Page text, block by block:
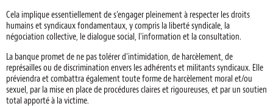
Cela implique essentiellement de s’engager pleinement à respecter les droits
humains et syndicaux fondamentaux, y compris la liberté syndicale, la
négociation collective, le dialogue social, l'information et la consultation.
La banque promet de ne pas tolérer d'intimidation, de harcèlement, de
représailles ou de discrimination envers les adhérents et militants syndicaux. Elle
préviendra et combattra également toute forme de harcèlement moral et/ou
sexuel, par la mise en place de procédures claires et rigoureuses, et par un soutien
total apporté à la victime.